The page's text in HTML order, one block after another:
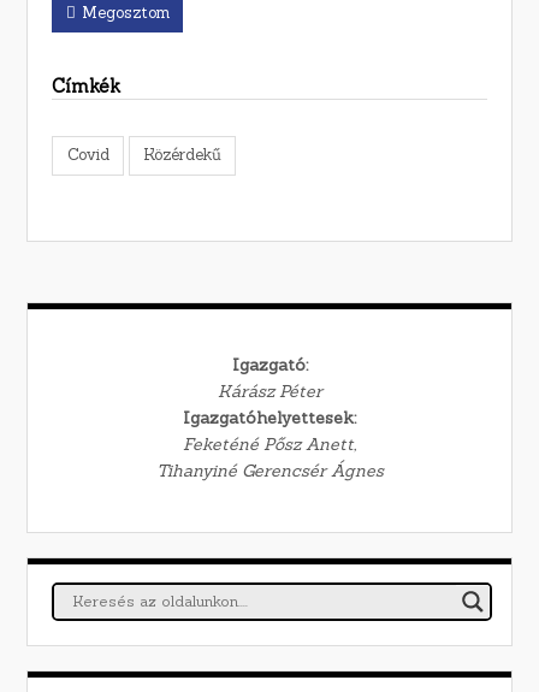
Megosztom
Címkék
Covid Közérdekű
Igazgató:
Kárász Péter
Igazgatóhelyettesek:
Feketéné Pősz Anett,
Tihanyiné Gerencsér Ágnes